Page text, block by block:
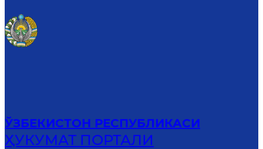
ЎЗБЕКИСТОН РЕСПУБЛИКАСИ
ҲУКУМАТ ПОРТАЛИ